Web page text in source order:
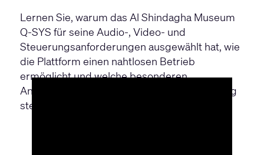
Lernen Sie, warum das Al Shindagha Museum
Q-SYS für seine Audio-, Video- und
Steuerungsanforderungen ausgewählt hat, wie
die Plattform einen nahtlosen Betrieb
ermöglicht und welche besonderen
Anforderungen das Projekt an die Ausstellung
stellt.